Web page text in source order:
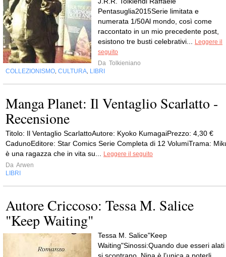
Pentasuglia2015Serie limitata e
numerata 1/50Al mondo, così come
raccontato in un mio precedente post,
esistono tre busti celebrativi...
Leggere il
seguito
Da Tolkieniano
COLLEZIONISMO CULTURA LIBRI
Manga Planet: Il Ventaglio Scarlatto -
Recensione
Titolo: Il Ventaglio ScarlattoAutore: Kyoko KumagaiPrezzo: 4,30 €
CadunoEditore: Star Comics Serie Completa di 12 VolumiTrama:
è una ragazza che in vita su...
Leggere il seguito
Da Arwen
LIBRI
Autore Criccoso: Tessa M. Salice
"Keep Waiting"
Tessa M. Salice"Keep
Waiting"Sinossi:Quando due esseri alati
si scontrano, Nina è l’unica a poterli